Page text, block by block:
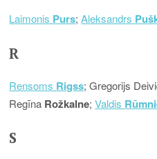
Laimonis Purs;Aleksandrs
R
Rensoms Rigss; Gregorijs
Regīna Rožkalne;Valdis
S